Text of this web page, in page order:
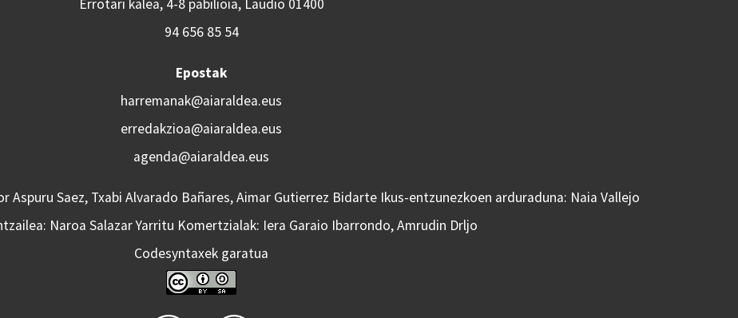
Errotari kalea, 4-8 pabilioia, Laudio 01400
94 656 85 54
Epostak
harremanak@aiaraldea.eus
erredakzioa@aiaraldea.eus
agenda@aiaraldea.eus
Aspuru Saez, Txabi Alvarado Bañares, Aimar Gutierrez Bidarte Ikus-entzunezkoen arduraduna: Naia Vallejo
Naroa Salazar Yarritu Komertzialak: Iera Garaio Ibarrondo, Amrudin Drljo
Codesyntaxek garatua